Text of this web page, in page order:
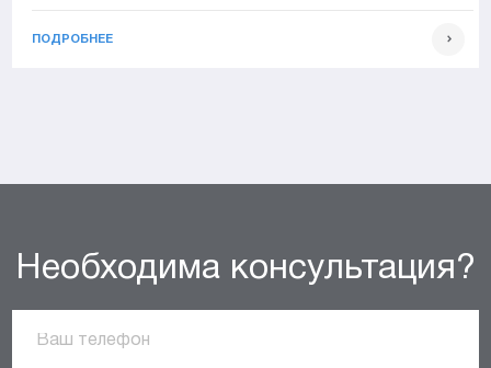
ПОДРОБНЕЕ
Необходима консультация?